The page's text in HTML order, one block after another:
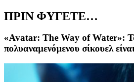
ΠΡΙΝ ΦΥΓΕΤΕ…
«Avatar: The Way of Water»:
πολυαναμενόμενου σίκουελ